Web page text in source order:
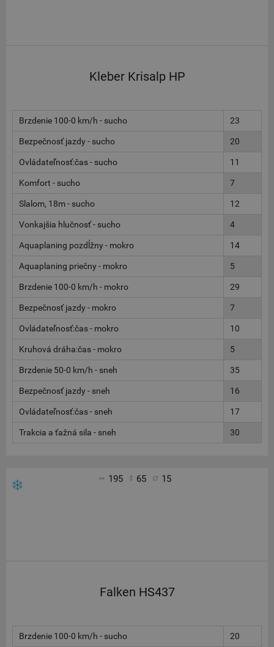
Kleber Krisalp HP
Brzdenie 100-0 km/h - sucho 23
Bezpečnosť jazdy - sucho 20
Ovládateľnosť:čas - sucho 11
Komfort - sucho 7
Slalom, 18m - sucho 12
Vonkajšia hlučnosť - sucho 4
Aquaplaning pozdĺžny - mokro 14
Aquaplaning priečny - mokro 5
Brzdenie 100-0 km/h - mokro 29
Bezpečnosť jazdy - mokro 7
Ovládateľnosť:čas - mokro 10
Kruhová dráha:čas - mokro 5
Brzdenie 50-0 km/h - sneh 35
Bezpečnosť jazdy - sneh 16
Ovládateľnosť:čas - sneh 17
Trakcia a ťažná sila - sneh 30
195 65 15
Falken HS437
Brzdenie 100-0 km/h - sucho 20